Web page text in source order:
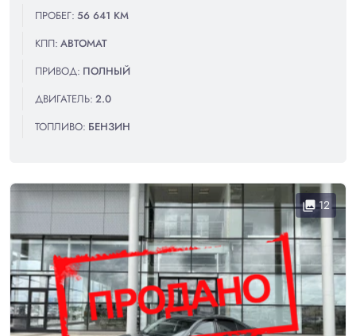
ПРОБЕГ: 56 641 КМ
КПП: АВТОМАТ
ПРИВОД: ПОЛНЫЙ
ДВИГАТЕЛЬ: 2.0
ТОПЛИВО: БЕНЗИН
collections12